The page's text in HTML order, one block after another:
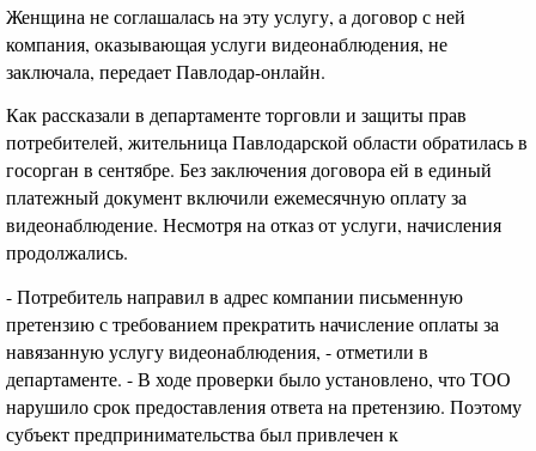
Женщина не соглашалась на эту услугу, а договор с ней
компания, оказывающая услуги видеонаблюдения, не
заключала, передает Павлодар-онлайн.
Как рассказали в департаменте торговли и защиты прав
потребителей, жительница Павлодарской области обратилась в
госорган в сентябре. Без заключения договора ей в единый
платежный документ включили ежемесячную оплату за
видеонаблюдение. Несмотря на отказ от услуги, начисления
продолжались.
- Потребитель направил в адрес компании письменную
претензию с требованием прекратить начисление оплаты за
навязанную услугу видеонаблюдения, - отметили в
департаменте. - В ходе проверки было установлено, что ТОО
нарушило срок предоставления ответа на претензию. Поэтому
субъект предпринимательства был привлечен к